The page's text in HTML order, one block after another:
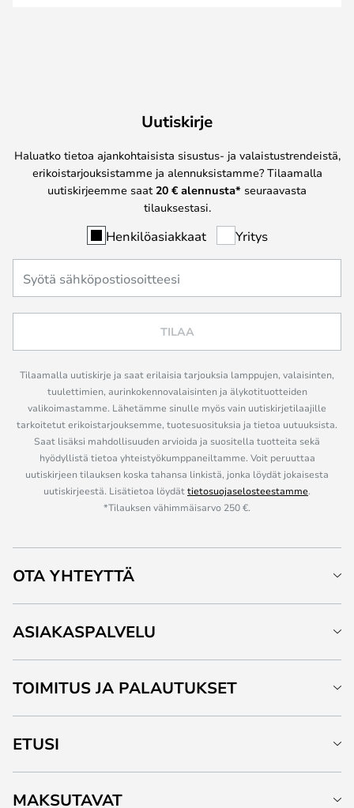
Uutiskirje
Haluatko tietoa ajankohtaisista sisustus- ja valaistustrendeistä,
erikoistarjouksistamme ja alennuksistamme? Tilaamalla
uutiskirjeemme saat 20 € alennusta* seuraavasta
tilauksestasi.
Henkilöasiakkaat Yritys
TILAA
Tilaamalla uutiskirje ja saat erilaisia tarjouksia lamppujen, valaisinten,
tuulettimien, aurinkokennovalaisinten ja älykotituotteiden
valikoimastamme. Lähetämme sinulle myös vain uutiskirjetilaajille
tarkoitetut erikoistarjouksemme, tuotesuosituksia ja tietoa uutuuksista.
Saat lisäksi mahdollisuuden arvioida ja suositella tuotteita sekä
hyödyllistä tietoa yhteistyökumppaneiltamme. Voit peruuttaa
uutiskirjeen tilauksen koska tahansa linkistä, jonka löydät jokaisesta
uutiskirjeestä. Lisätietoa löydättietosuojaselosteestamme.
*Tilauksen vähimmäisarvo 250 €.
OTA YHTEYTTÄ
ASIAKASPALVELU
TOIMITUS JA PALAUTUKSET
ETUSI
MAKSUTAVAT